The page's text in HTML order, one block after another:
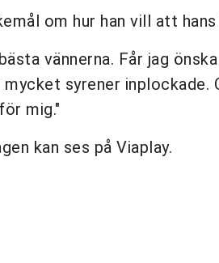
om hur han vill att
vännerna. Får jag
syrener inplockade.
mig."
kan ses på Viaplay.